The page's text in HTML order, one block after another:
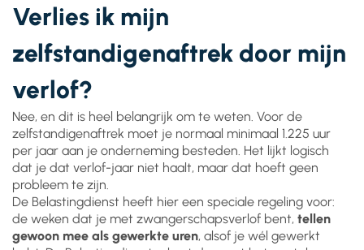
Verlies ik mijn
zelfstandigenaftrek door mijn
verlof?
Nee, en dit is heel belangrijk om te weten. Voor de
zelfstandigenaftrek moet je normaal minimaal 1.225 uur
per jaar aan je onderneming besteden. Het lijkt logisch
dat je dat verlof-jaar niet haalt, maar dat hoeft geen
probleem te zijn.
De Belastingdienst heeft hier een speciale regeling voor:
de weken dat je met zwangerschapsverlof bent, tellen
gewoon mee als gewerkte uren, alsof je wél gewerkt